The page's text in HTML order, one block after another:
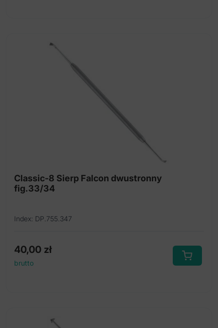
Igłotrzymacze
Jednorazowy skalpel
Classic-8 Sierp Falcon dwustronny
fig.33/34
Index: DP.755.347
40,00 zł
brutto